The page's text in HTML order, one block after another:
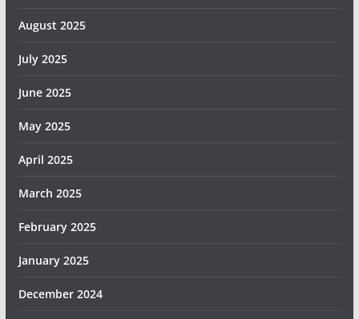
August 2025
July 2025
June 2025
May 2025
April 2025
March 2025
February 2025
January 2025
December 2024